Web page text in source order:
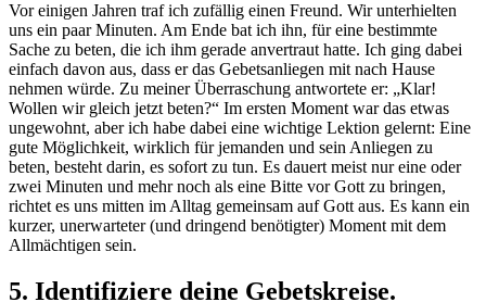
Vor einigen Jahren traf ich zufällig einen Freund. Wir unterhielten
uns ein paar Minuten. Am Ende bat ich ihn, für eine bestimmte
Sache zu beten, die ich ihm gerade anvertraut hatte. Ich ging dabei
einfach davon aus, dass er das Gebetsanliegen mit nach Hause
nehmen würde. Zu meiner Überraschung antwortete er: „Klar!
Wollen wir gleich jetzt beten?“ Im ersten Moment war das etwas
ungewohnt, aber ich habe dabei eine wichtige Lektion gelernt: Eine
gute Möglichkeit, wirklich für jemanden und sein Anliegen zu
beten, besteht darin, es sofort zu tun. Es dauert meist nur eine oder
zwei Minuten und mehr noch als eine Bitte vor Gott zu bringen,
richtet es uns mitten im Alltag gemeinsam auf Gott aus. Es kann ein
kurzer, unerwarteter (und dringend benötigter) Moment mit dem
Allmächtigen sein.
5. Identifiziere deine Gebetskreise.